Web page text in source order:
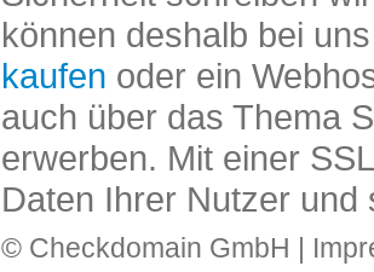
können deshalb bei
kaufen oder ein
auch über das Thema
erwerben. Mit einer
Daten Ihrer Nutzer und
© Checkdomain GmbH |